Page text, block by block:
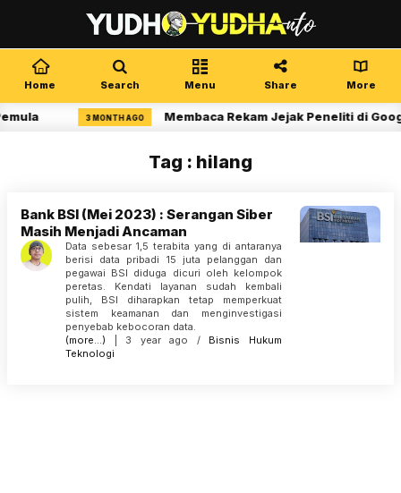
Home Search Menu Share More
3 MONTH AGO Membaca Rekam Jejak Peneliti di
Tag : hilang
Bank BSI (Mei 2023) : Serangan Siber
Masih Menjadi Ancaman
Data sebesar 1,5 terabita yang di antaranya
berisi data pribadi 15 juta pelanggan dan
pegawai BSI diduga dicuri oleh kelompok
peretas. Kendati layanan sudah kembali
pulih, BSI diharapkan tetap memperkuat
sistem keamanan dan menginvestigasi
penyebab kebocoran data.
(more…) | 3 year ago / Bisnis
Hukum
Teknologi